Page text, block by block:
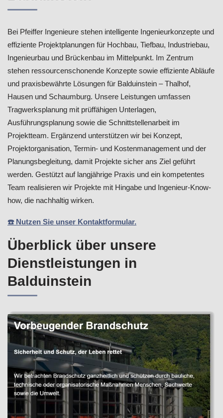
Bei Pfeiffer Ingenieure stehen intelligente Ingenieurkonzepte und
effiziente Projektplanungen für Hochbau, Tiefbau, Industriebau,
Ingenieurbau und Brückenbau im Mittelpunkt. Im Zentrum
stehen ressourcenschonende Konzepte sowie effiziente Abläufe
und praxisbewährte Lösungen für Balduinstein – Thalhof,
Hausen und Schaumburg. Unsere Leistungen umfassen
Tragwerksplanung mit prüffähigen Unterlagen,
Ausführungsplanung sowie die Schnittstellenarbeit im
Projektteam. Ergänzend unterstützen wir bei Konzept,
Projektorganisation, Termin- und Kostenmanagement und der
Planungsbegleitung, damit Projekte sicher ans Ziel geführt
werden. Gestützt auf langjährige Praxis und ein kompetentes
Team realisieren wir Projekte mit Hingabe und Ingenieur-Know-
how, die nachhaltig wirken.
☎️ Nutzen Sie unser Kontaktformular.
Überblick über unsere
Dienstleistungen in
Balduinstein